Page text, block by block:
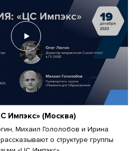
Импэкс» (Москва)
Михаил Гололобов и Ирина
о структуре группы